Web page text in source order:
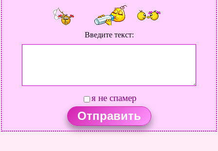
Введите текст:
я не спамер